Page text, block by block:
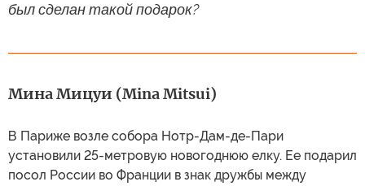
был сделан такой подарок?
Мина Мицуи (Mina Mitsui)
В Париже возле собора Нотр-Дам-де-Пари
установили 25-метровую новогоднюю елку. Ее подарил
посол России во Франции в знак дружбы между